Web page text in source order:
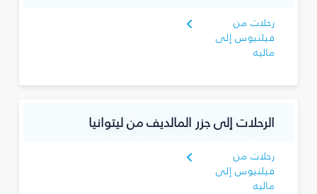
رحلات من
فيلنيوس إلى
ماليه
الرحلات إلى جزر المالديف من ليتوانيا
رحلات من
فيلنيوس إلى
ماليه